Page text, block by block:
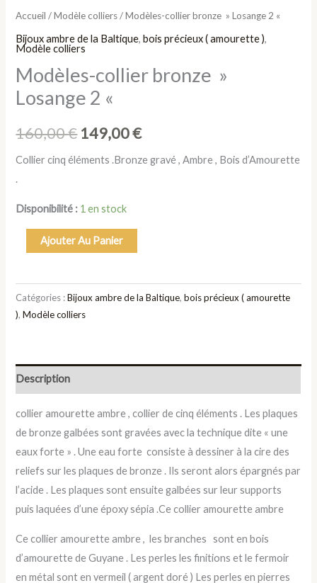
Accueil /Modèle colliers/ Modèles-collier bronze » Losange 2 «
Bijoux ambre de la Baltique,bois précieux ( amourette ),
Modèle colliers
Modèles-collier bronze »
Losange 2 «
160,00€ 149,00€
Collier cinq éléments .Bronze gravé , Ambre , Bois d’Amourette
.
Disponibilité : 1 en stock
Ajouter Au Panier
Catégories :Bijoux ambre de la Baltique,bois précieux ( amourette
),Modèle colliers
Description
collier amourette ambre , collier de cinq éléments . Les plaques
de bronze galbées sont gravées avec la technique dite « une
eaux forte » . Une eau forte consiste à dessiner à la cire des
reliefs sur les plaques de bronze . Ils seront alors épargnés par
l’acide . Les plaques sont ensuite galbées sur leur supports
puis laquées d’une époxy sépia .Ce collier amourette ambre
Ce collier amourette ambre , les branches sont en bois
d’amourette de Guyane . Les perles les finitions et le fermoir
en métal sont en vermeil ( argent doré ) Les perles en pierres